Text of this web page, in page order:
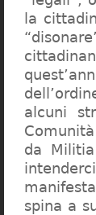
la
alcuni
da
spina a